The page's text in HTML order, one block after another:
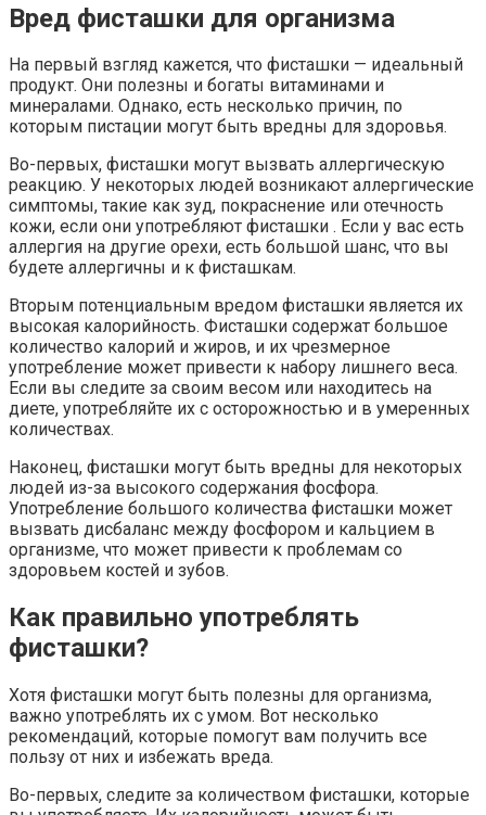
Вред фисташки для организма
На первый взгляд кажется, что фисташки — идеальный
продукт. Они полезны и богаты витаминами и
минералами. Однако, есть несколько причин, по
которым пистации могут быть вредны для здоровья.
Во-первых, фисташки могут вызвать аллергическую
реакцию. У некоторых людей возникают аллергические
симптомы, такие как зуд, покраснение или отечность
кожи, если они употребляют фисташки . Если у вас есть
аллергия на другие орехи, есть большой шанс, что вы
будете аллергичны и к фисташкам.
Вторым потенциальным вредом фисташки является их
высокая калорийность. Фисташки содержат большое
количество калорий и жиров, и их чрезмерное
употребление может привести к набору лишнего веса.
Если вы следите за своим весом или находитесь на
диете, употребляйте их с осторожностью и в умеренных
количествах.
Наконец, фисташки могут быть вредны для некоторых
людей из-за высокого содержания фосфора.
Употребление большого количества фисташки может
вызвать дисбаланс между фосфором и кальцием в
организме, что может привести к проблемам со
здоровьем костей и зубов.
Как правильно употреблять
фисташки?
Хотя фисташки могут быть полезны для организма,
важно употреблять их с умом. Вот несколько
рекомендаций, которые помогут вам получить все
пользу от них и избежать вреда.
Во-первых, следите за количеством фисташки, которые